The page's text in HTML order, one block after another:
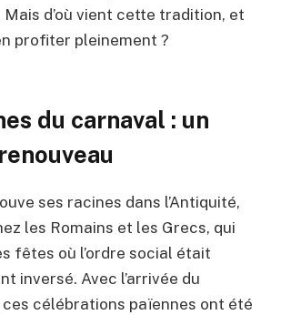
Mais d’où vient cette tradition, et
profiter pleinement ?
du carnaval : un
ses racines dans l’Antiquité,
les Romains et les Grecs, qui
fêtes où l’ordre social était
inversé. Avec l’arrivée du
célébrations païennes ont été